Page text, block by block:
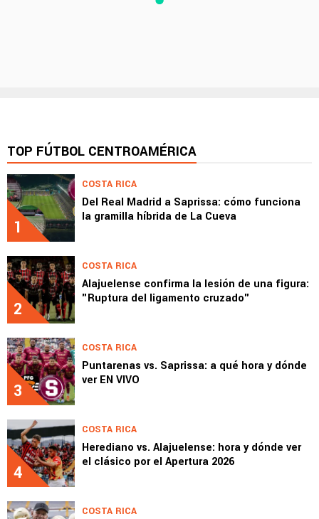
TOP FÚTBOL CENTROAMÉRICA
1
COSTA RICA
Del Real Madrid a Saprissa: cómo funciona
la gramilla híbrida de La Cueva
2
COSTA RICA
Alajuelense confirma la lesión de una figura:
"Ruptura del ligamento cruzado"
3
COSTA RICA
Puntarenas vs. Saprissa: a qué hora y dónde
ver EN VIVO
4
COSTA RICA
Herediano vs. Alajuelense: hora y dónde ver
el clásico por el Apertura 2026
COSTA RICA